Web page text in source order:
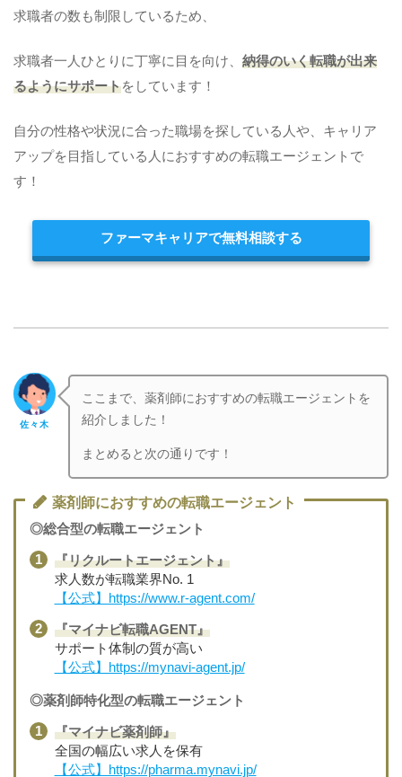
求職者の数も制限しているため、
求職者一人ひとりに丁寧に目を向け、 納得のいく転職が出来
るようにサポートをしています！
自分の性格や状況に合った職場を探している人や、キャリア
アップを目指している人におすすめの転職エージェントで
す！
ファーマキャリアで無料相談する
佐々木
ここまで、薬剤師におすすめの転職エージェントを
紹介しました！
まとめると次の通りです！
薬剤師におすすめの転職エージェント
◎総合型の転職エージェント
『リクルートエージェント』
求人数が転職業界No. 1
【公式】https://www.r-agent.com/
『マイナビ転職AGENT』
サポート体制の質が高い
【公式】https://mynavi-agent.jp/
◎薬剤師特化型の転職エージェント
『マイナビ薬剤師』
全国の幅広い求人を保有
【公式】https://pharma.mynavi.jp/